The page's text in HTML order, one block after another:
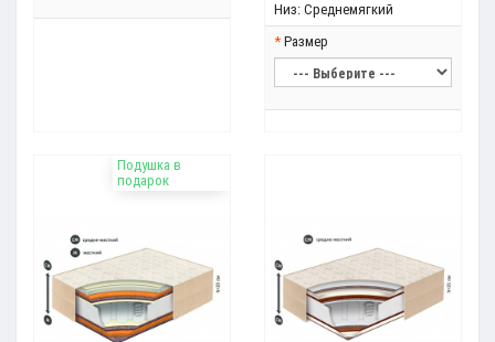
Низ: Среднемягкий
Размер
Подушка в
подарок